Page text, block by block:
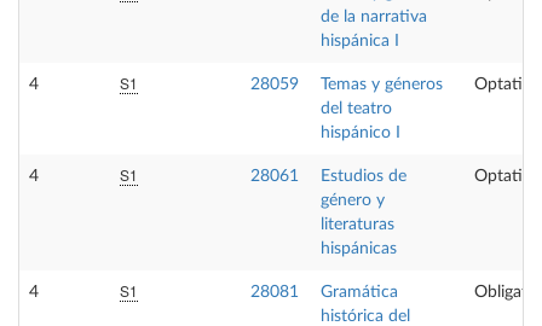
de la narrativa
hispánica I
4 S1 28059
Temas y géneros
del teatro
hispánico I
Optativa
4 S1 28061
Estudios de
género y
literaturas
hispánicas
Optativa
4 S1 28081
Gramática
histórica del